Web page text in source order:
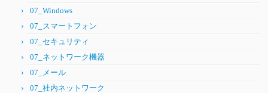
07_Windows
07_スマートフォン
07_セキュリティ
07_ネットワーク機器
07_メール
07_社内ネットワーク